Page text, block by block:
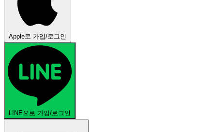
Apple로 가입/로그인
LINE으로 가입/로그인